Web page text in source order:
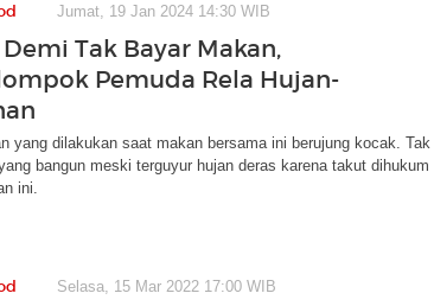
Jumat, 19 Jan 2024 14:30 WIB
Tak Bayar Makan,
Pemuda Rela Hujan-
yang dilakukan saat makan bersama ini berujung kocak. Tak
bangun meski terguyur hujan deras karena takut dihukum
ini.
Selasa, 15 Mar 2022 17:00 WIB